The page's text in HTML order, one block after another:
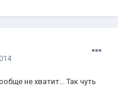
не хватит... Так чуть